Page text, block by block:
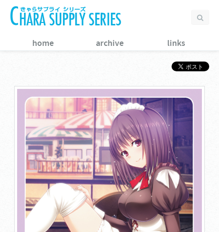
home archive links